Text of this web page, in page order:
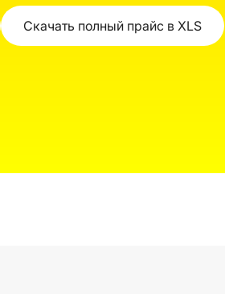
Скачать полный прайс в XLS